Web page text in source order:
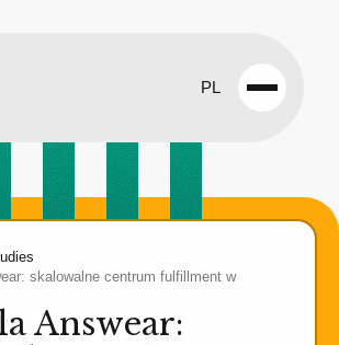
PL
Open
skalowalne centrum fulfillment w
Answear: